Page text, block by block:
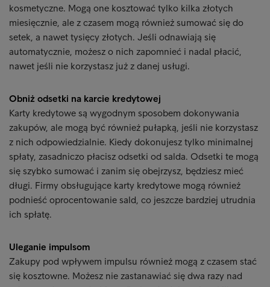
kosmetyczne. Mogą one kosztować tylko kilka złotych
miesięcznie, ale z czasem mogą również sumować się do
setek, a nawet tysięcy złotych. Jeśli odnawiają się
automatycznie, możesz o nich zapomnieć i nadal płacić,
nawet jeśli nie korzystasz już z danej usługi.
Obniż odsetki na karcie kredytowej
Karty kredytowe są wygodnym sposobem dokonywania
zakupów, ale mogą być również pułapką, jeśli nie korzystasz
z nich odpowiedzialnie. Kiedy dokonujesz tylko minimalnej
spłaty, zasadniczo płacisz odsetki od salda. Odsetki te mogą
się szybko sumować i zanim się obejrzysz, będziesz mieć
długi. Firmy obsługujące karty kredytowe mogą również
podnieść oprocentowanie sald, co jeszcze bardziej utrudnia
ich spłatę.
Uleganie impulsom
Zakupy pod wpływem impulsu również mogą z czasem stać
się kosztowne. Możesz nie zastanawiać się dwa razy nad